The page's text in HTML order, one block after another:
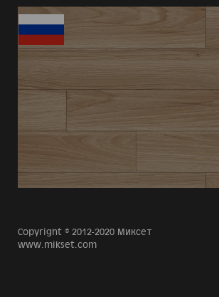
Copyright © 2012-2020 Миксет
www.mikset.com